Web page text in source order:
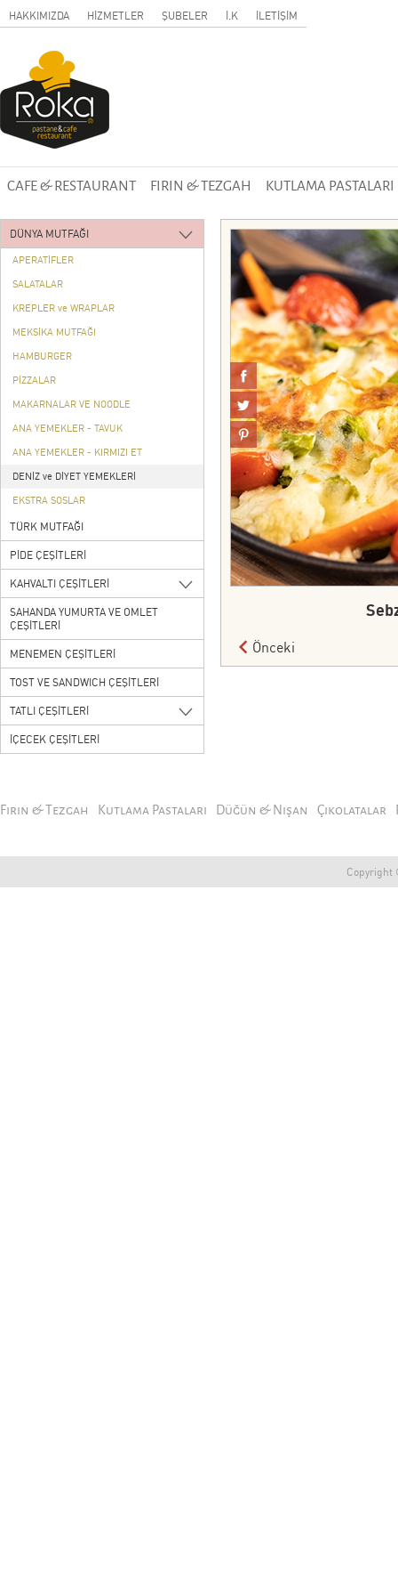
HAKKIMIZDA HİZMETLER ŞUBELER İ.K İLETİŞİM
CAFE & RESTAURANT FIRIN & TEZGAH KUTLAMA PASTALARI
DÜNYA MUTFAĞI
APERATİFLER
SALATALAR
KREPLER ve WRAPLAR
MEKSİKA MUTFAĞI
HAMBURGER
PİZZALAR
MAKARNALAR VE NOODLE
ANA YEMEKLER - TAVUK
ANA YEMEKLER - KIRMIZI ET
DENİZ ve DİYET YEMEKLERİ
EKSTRA SOSLAR
TÜRK MUTFAĞI
PİDE ÇEŞİTLERİ
KAHVALTI ÇEŞİTLERİ
SAHANDA YUMURTA VE OMLET
ÇEŞİTLERİ
MENEMEN ÇEŞİTLERİ
TOST VE SANDWICH ÇEŞİTLERİ
TATLI ÇEŞİTLERİ
İÇECEK ÇEŞİTLERİ
Önceki
Fırın & Tezgah Kutlama Pastaları Düğün & Nişan Çikolatalar
Copyright